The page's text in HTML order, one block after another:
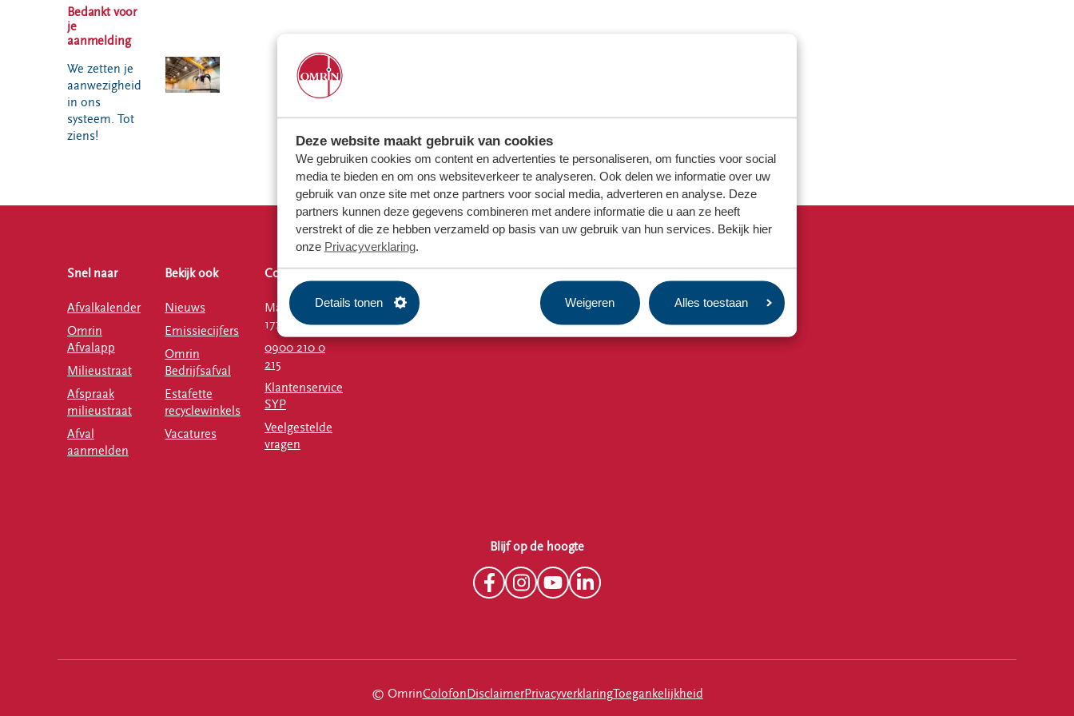
Deze website maakt gebruik van cookies
We gebruiken cookies om content en advertenties te personaliseren, om functies voor social
media te bieden en om ons websiteverkeer te analyseren. Ook delen we informatie over uw
gebruik van onze site met onze partners voor social media, adverteren en analyse. Deze
partners kunnen deze gegevens combineren met andere informatie die u aan ze heeft
verstrekt of die ze hebben verzameld op basis van uw gebruik van hun services. Bekijk hier
onze Privacyverklaring.
Details tonen Weigeren Alles toestaan
Milieupas
aanvragen
Afval aanmelden
Bouwcontainer
Ecopark De
Wierde
Voor gemeentenVoor leveranciers en bezoekers
Bedankt voor
je
aanmelding
We zetten je
aanwezigheid
in ons
systeem. Tot
ziens!
Snel naar
Afvalkalender
Omrin
Afvalapp
Milieustraat
Afspraak
milieustraat
Afval
aanmelden
Bekijk ook
Nieuws
Emissiecijfers
Omrin
Bedrijfsafval
Estafette
recyclewinkels
Vacatures
Contact
Ma-vr 08:00 -
17:00 uur
0900 210 0
215
Klantenservice
SYP
Veelgestelde
vragen
Samen op weg naar een duurzame wereld
Omrin.nl is green hosted
Blijf op de hoogte
© OmrinColofonDisclaimerPrivacyverklaringToegankelijkheid